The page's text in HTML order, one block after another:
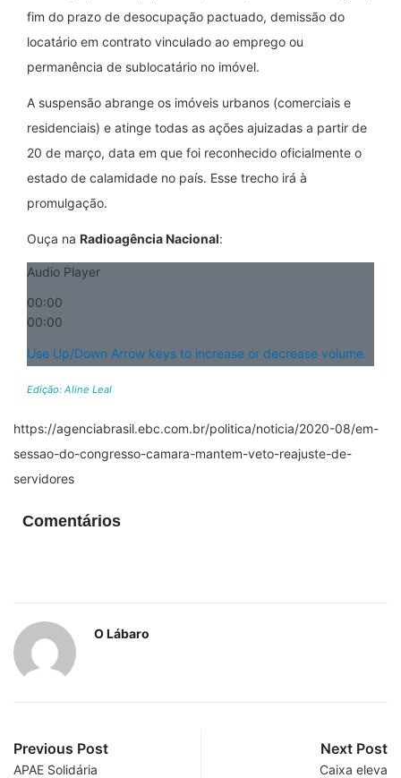
fim do prazo de desocupação pactuado, demissão do
locatário em contrato vinculado ao emprego ou
permanência de sublocatário no imóvel.
A suspensão abrange os imóveis urbanos (comerciais e
residenciais) e atinge todas as ações ajuizadas a partir de
20 de março, data em que foi reconhecido oficialmente o
estado de calamidade no país. Esse trecho irá à
promulgação.
Ouça na Radioagência Nacional:
Audio Player
00:00
00:00
Use Up/Down Arrow keys to increase or decrease volume.
Edição: Aline Leal
https://agenciabrasil.ebc.com.br/politica/noticia/2020-08/em-
sessao-do-congresso-camara-mantem-veto-reajuste-de-
servidores
Comentários
O Lábaro
Previous Post
APAE Solidária
Next Post
Caixa eleva